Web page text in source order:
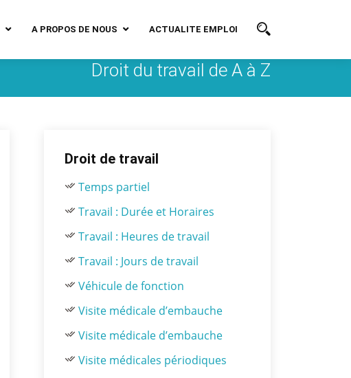
A PROPOS DE NOUS ACTUALITE EMPLOI
Droit du travail de A à Z
Droit de travail
Temps partiel
Travail : Durée et Horaires
Travail : Heures de travail
Travail : Jours de travail
Véhicule de fonction
Visite médicale d’embauche
Visite médicale d’embauche
Visite médicales périodiques